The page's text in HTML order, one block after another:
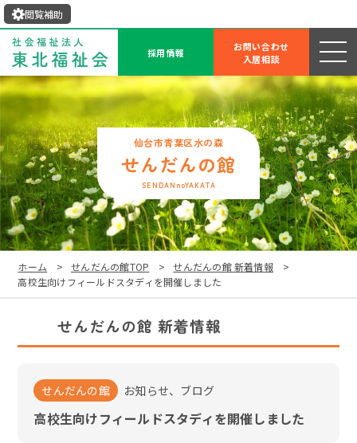
閲覧補助
採用情報
お問い合わせ
入居相談
せんだんの館
SENDANnoYAKATA
ホーム せんだんの館TOP
せんだんの館 新着情報
高校生向けフィールドスタディを開催しました
せんだんの館 新着情報
せんだんの館 お知らせ、ブログ
高校生向けフィールドスタディを開催しました